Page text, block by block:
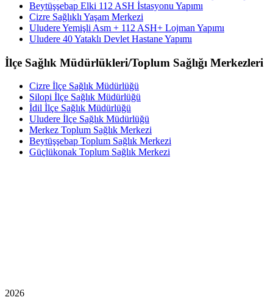
Beytüşşebap Elki 112 ASH İstasyonu Yapımı
Cizre Sağlıklı Yaşam Merkezi
Uludere Yemişli Asm + 112 ASH+ Lojman Yapımı
Uludere 40 Yataklı Devlet Hastane Yapımı
İlçe Sağlık Müdürlükleri/Toplum Sağlığı Merkezleri
Cizre İlçe Sağlık Müdürlüğü
Silopi İlçe Sağlık Müdürlüğü
İdil İlçe Sağlık Müdürlüğü
Uludere İlçe Sağlık Müdürlüğü
Merkez Toplum Sağlık Merkezi
Beytüşşebap Toplum Sağlık Merkezi
Güçlükonak Toplum Sağlık Merkezi
2026